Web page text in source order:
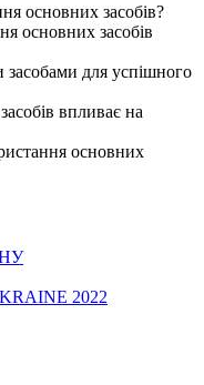
основних засобів?
основних засобів
для успішного
впливає на
основних
2022